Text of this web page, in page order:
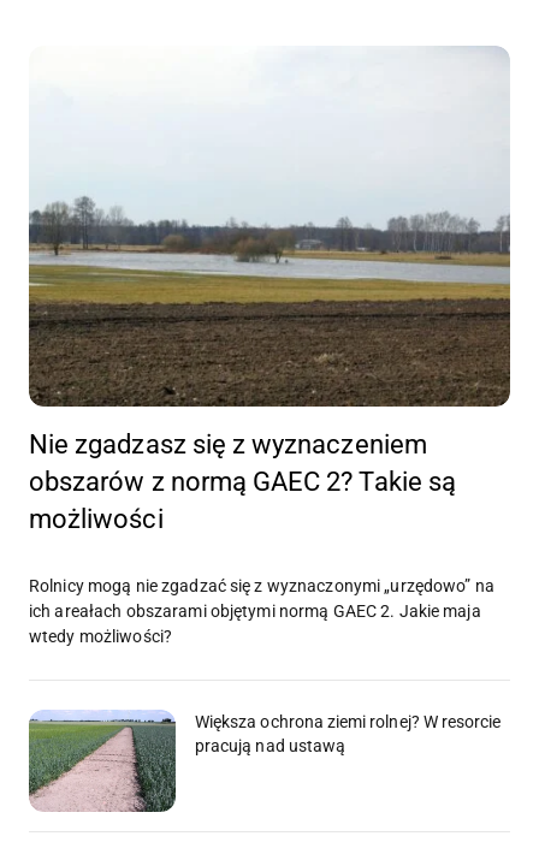
Nie zgadzasz się z wyznaczeniem
obszarów z normą GAEC 2? Takie są
możliwości
Rolnicy mogą nie zgadzać się z wyznaczonymi „urzędowo” na
ich areałach obszarami objętymi normą GAEC 2. Jakie maja
wtedy możliwości?
Większa ochrona ziemi rolnej? W resorcie
pracują nad ustawą